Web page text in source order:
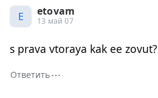
E etovam
13 май 07
s prava vtoraya kak ee zovut?
Ответить⋯